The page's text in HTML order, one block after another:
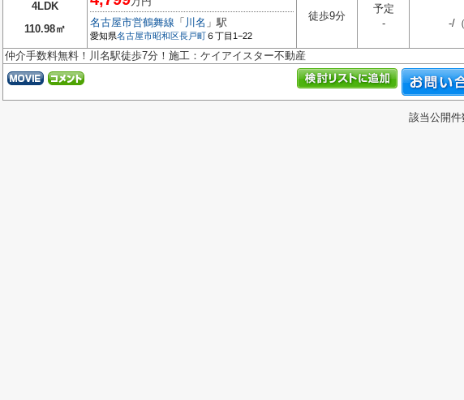
4LDK
110.98㎡
名古屋市営鶴舞線 「 川名 」駅
愛知県名古屋市昭和区長戸町６丁目1−22
徒歩9分
予定
-
-/
仲介手数料無料！川名駅徒歩7分！施工：ケイアイスター不動産
該当公開件